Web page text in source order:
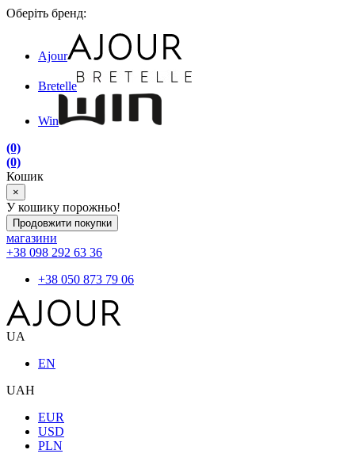
Оберіть бренд:
Ajour
Bretelle
Win
(0)
(0)
Кошик
×
У кошику порожньо!
Продовжити покупки
магазини
+38 098 292 63 36
+38 050 873 79 06
UA
EN
UAH
EUR
USD
PLN